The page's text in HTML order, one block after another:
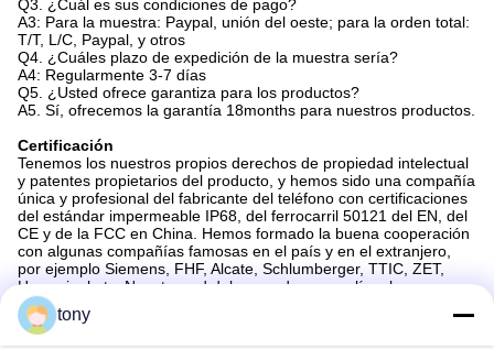
Q3. ¿Cuál es sus condiciones de pago?
A3: Para la muestra: Paypal, unión del oeste; para la orden total:
T/T, L/C, Paypal, y otros
Q4. ¿Cuáles plazo de expedición de la muestra sería?
A4: Regularmente 3-7 días
Q5. ¿Usted ofrece garantiza para los productos?
A5. Sí, ofrecemos la garantía 18months para nuestros productos.
Certificación
Tenemos los nuestros propios derechos de propiedad intelectual
y patentes propietarios del producto, y hemos sido una compañía
única y profesional del fabricante del teléfono con certificaciones
del estándar impermeable IP68, del ferrocarril 50121 del EN, del
CE y de la FCC en China. Hemos formado la buena cooperación
con algunas compañías famosas en el país y en el extranjero,
por ejemplo Siemens, FHF, Alcate, Schlumberger, TTIC, ZET,
Huawei, el etc. Nuestra red del mercado se amplía a los
E.E.U.U., a Canadá, a Francia, a Rusia, a Italia, a Noruega, a
Suiza, a Finlandia, a Dinamarca, a Alemania, a Portugal, a los
Países Bajos, a Gran Bretaña, al Brasil, a Chile, a Venezuela, a
tony